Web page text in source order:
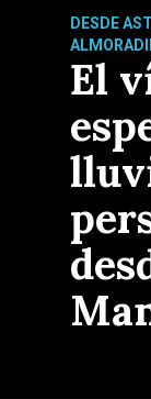
DESDE
El